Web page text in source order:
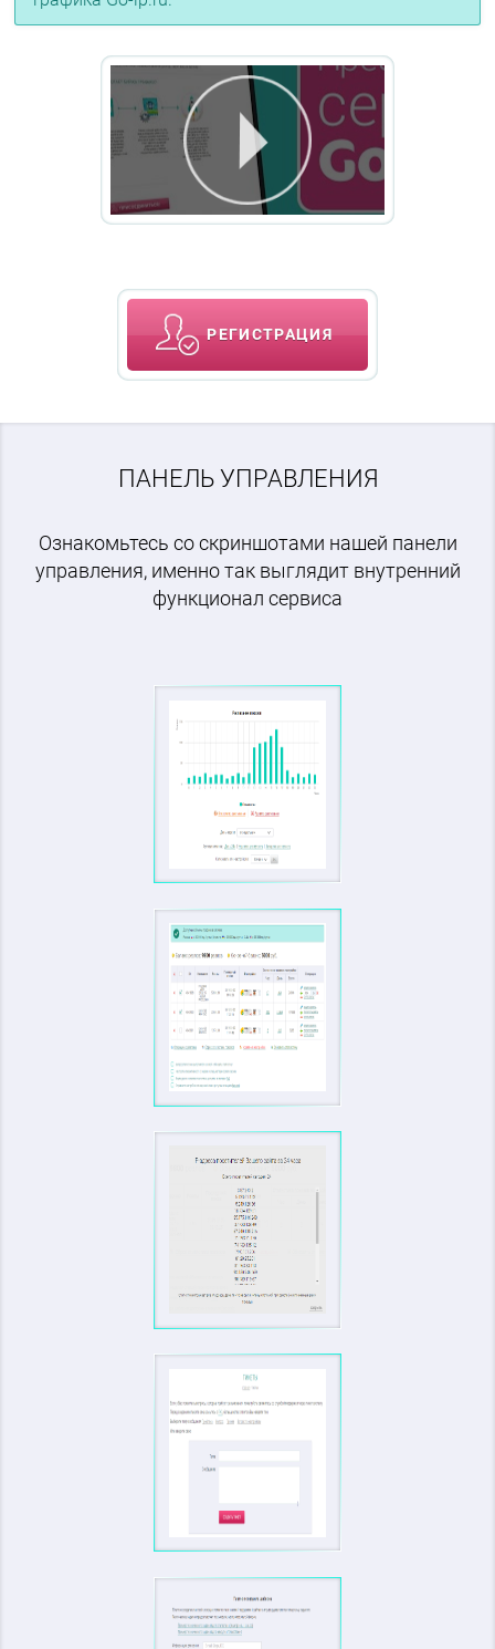
РЕГИСТРАЦИЯ
ПАНЕЛЬ УПРАВЛЕНИЯ
Ознакомьтесь со скриншотами нашей панели
управления, именно так выглядит внутренний
функционал сервиса